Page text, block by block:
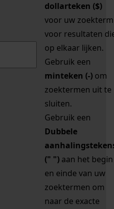
dollarteken ($)
voor uw zoekterm
voor resultaten
op elkaar lijken.
Gebruik een
minteken (-) om
zoektermen uit te
sluiten.
Gebruik een
Dubbele
(" ") aan het begin
en einde van uw
zoektermen om
naar de exacte